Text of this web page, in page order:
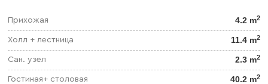
Прихожая 4.2 m2
Холл + лестница 11.4 m2
Сан. узел 2.3 m2
Гостиная+ столовая 40.2 m2